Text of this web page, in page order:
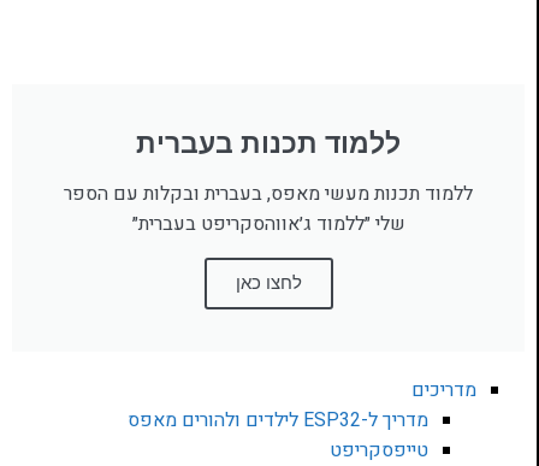
ללמוד תכנות בעברית
ללמוד תכנות מעשי מאפס, בעברית ובקלות עם הספר
שלי ״ללמוד ג׳אווהסקריפט בעברית״
לחצו כאן
מדריכים
מדריך ל-ESP32 לילדים ולהורים מאפס
טייפסקריפט